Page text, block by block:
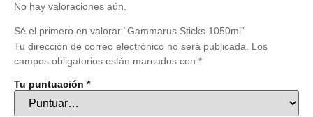
No hay valoraciones aún.
Sé el primero en valorar “Gammarus Sticks 1050ml”
Tu dirección de correo electrónico no será publicada. Los
campos obligatorios están marcados con *
Tu puntuación *